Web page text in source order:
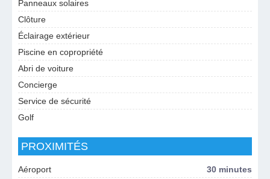
Panneaux solaires
Clôture
Éclairage extérieur
Piscine en copropriété
Abri de voiture
Concierge
Service de sécurité
Golf
PROXIMITÉS
Aéroport
30 minutes